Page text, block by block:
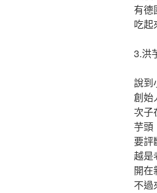
有德
吃起
3.洪
說到
創始
次子
芋頭
要評
越是
開在
不過